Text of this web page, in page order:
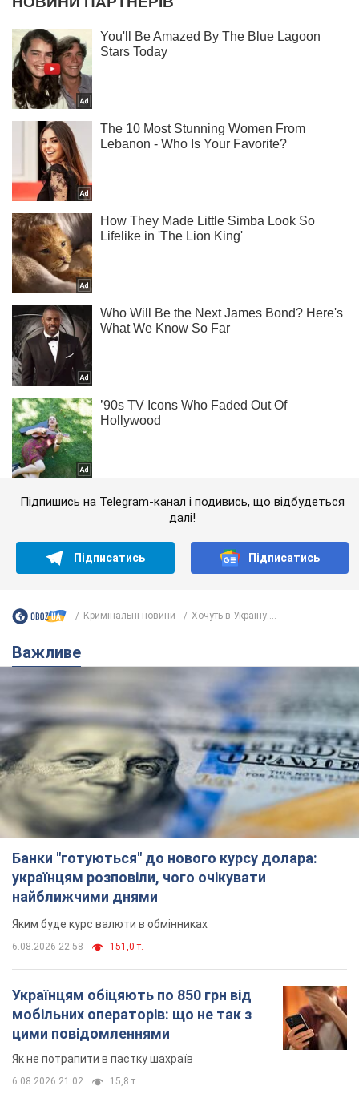
Підпишись на Telegram-канал і подивись, що відбудеться
далі!
Підписатись Підписатись
Кримінальні новини Хочуть в Україну:...
Важливе
Банки "готуються" до нового курсу долара:
українцям розповіли, чого очікувати
найближчими днями
Яким буде курс валюти в обмінниках
6.08.2026 22:58 151,0 т.
Українцям обіцяють по 850 грн від
мобільних операторів: що не так з
цими повідомленнями
Як не потрапити в пастку шахраїв
6.08.2026 21:02 15,8 т.